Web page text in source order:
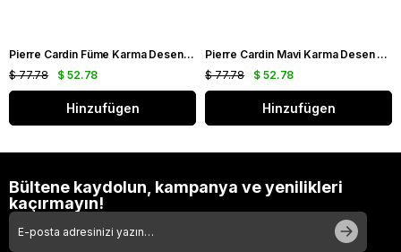
Pierre Cardin Füme Karma Desen Tivil İpek Eşarp 8861438 - 971
$ 52.78
$ 77.78
Hinzufügen
Pierre Cardin Mavi Karma Desen Tivil İpek Eşarp 8861438 - 923
$ 52.78
$ 77.78
Hinzufügen
Bültene kaydolun, kampanya ve yenilikleri
kaçırmayın!